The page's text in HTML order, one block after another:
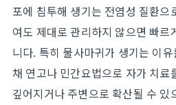
포에 침투해 생기는 전염성 질환으
여도 제대로 관리하지 않으면 빠르
니다. 특히 물사마귀가 생기는 이
채 연고나 민간요법으로 자가 치료
깊어지거나 주변으로 확산될 수 있